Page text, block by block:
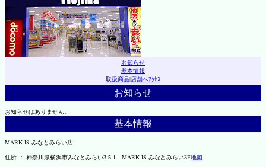
お知らせ
基本情報
取扱商品|店舗へｱｸｾｽ
お知らせ
お知らせはありません。
基本情報
MARK IS みなとみらい店
住所 ： 神奈川県横浜市みなとみらい3-5-1 MARK IS みなとみらい3F地図